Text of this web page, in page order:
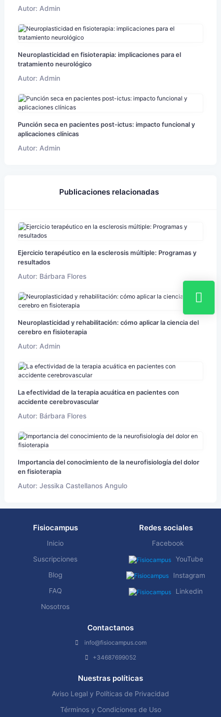
Autor: Admin
Neuroplasticidad en fisioterapia: implicaciones para el
tratamiento neurológico
Autor: Admin
Punción seca en pacientes post-ictus: impacto funcional y
aplicaciones clínicas
Autor: Admin
Publicaciones relacionadas
Ejercicio terapéutico en la esclerosis múltiple: Programas y
resultados
Autor: Bárbara Flores
Neuroplasticidad y rehabilitación: cómo aplicar la ciencia del
cerebro en fisioterapia
Autor: Admin
La efectividad de la terapia acuática en pacientes con
accidente cerebrovascular
Autor: Bárbara Flores
Importancia del conocimiento de la neurofisiología del dolor
en fisioterapia
Autor: Jessika Castellanos Angulo
Fisiocampus
Inicio
Suscripciones
Blog
FAQ
Nosotros
Redes sociales
Facebook
YouTube
Instagram
Linkedin
Contactanos
info@fisiocampus.com
+34687699052
Nuestras políticas
Aviso Legal y Políticas de Privacidad
Términos y Condiciones de Uso